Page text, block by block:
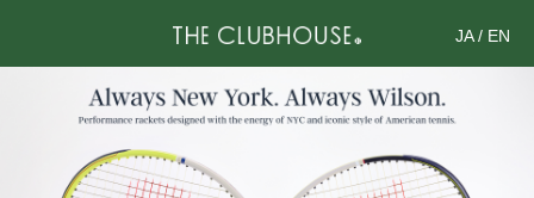
JA/ EN